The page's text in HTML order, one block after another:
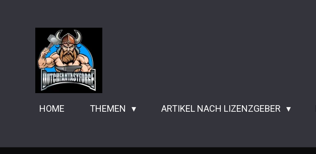
Hauptinhalt
HOME THEMEN ARTIKEL NACH LIZENZGEBER